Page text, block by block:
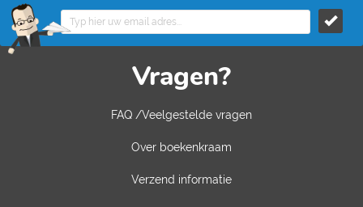
Vragen?
FAQ /Veelgestelde vragen
Over boekenkraam
Verzend informatie